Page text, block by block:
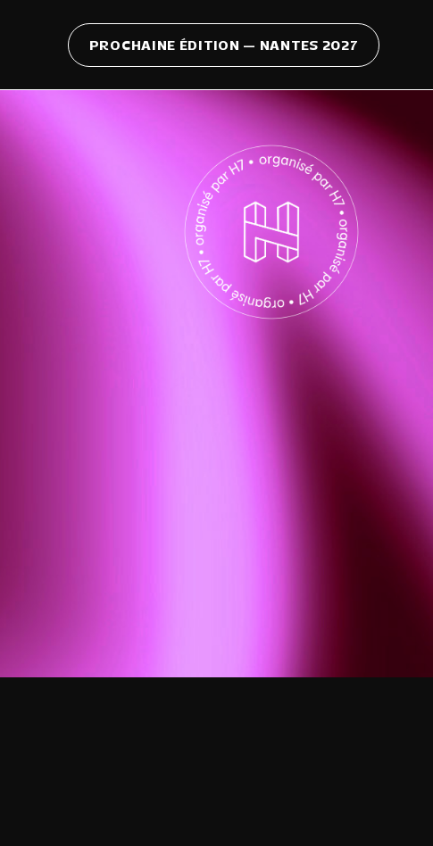
PROCHAINE ÉDITION — NANTES 2027